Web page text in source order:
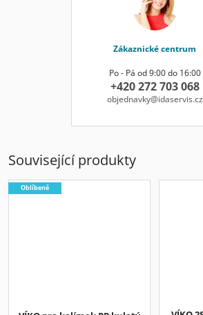
Zákaznické centrum
Po - Pá od 9:00 do 16:00
+420 272 703 068
objednavky@idaservis.cz
Související produkty
Oblíbené